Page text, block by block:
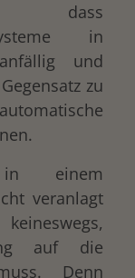
in
und
zu
einem
veranlagt
auf die
Denn